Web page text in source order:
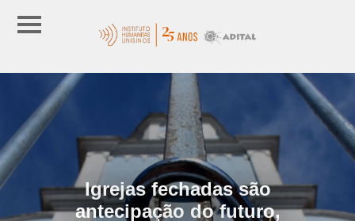
Igrejas fechadas são
antecipação do futuro,